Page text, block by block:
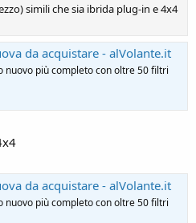
simili che sia ibrida plug-in e 4x4
da acquistare - alVolante.it
più completo con oltre 50 filtri
da acquistare - alVolante.it
più completo con oltre 50 filtri